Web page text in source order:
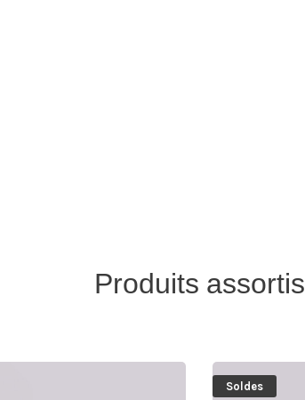
Produits assortis
Soldes